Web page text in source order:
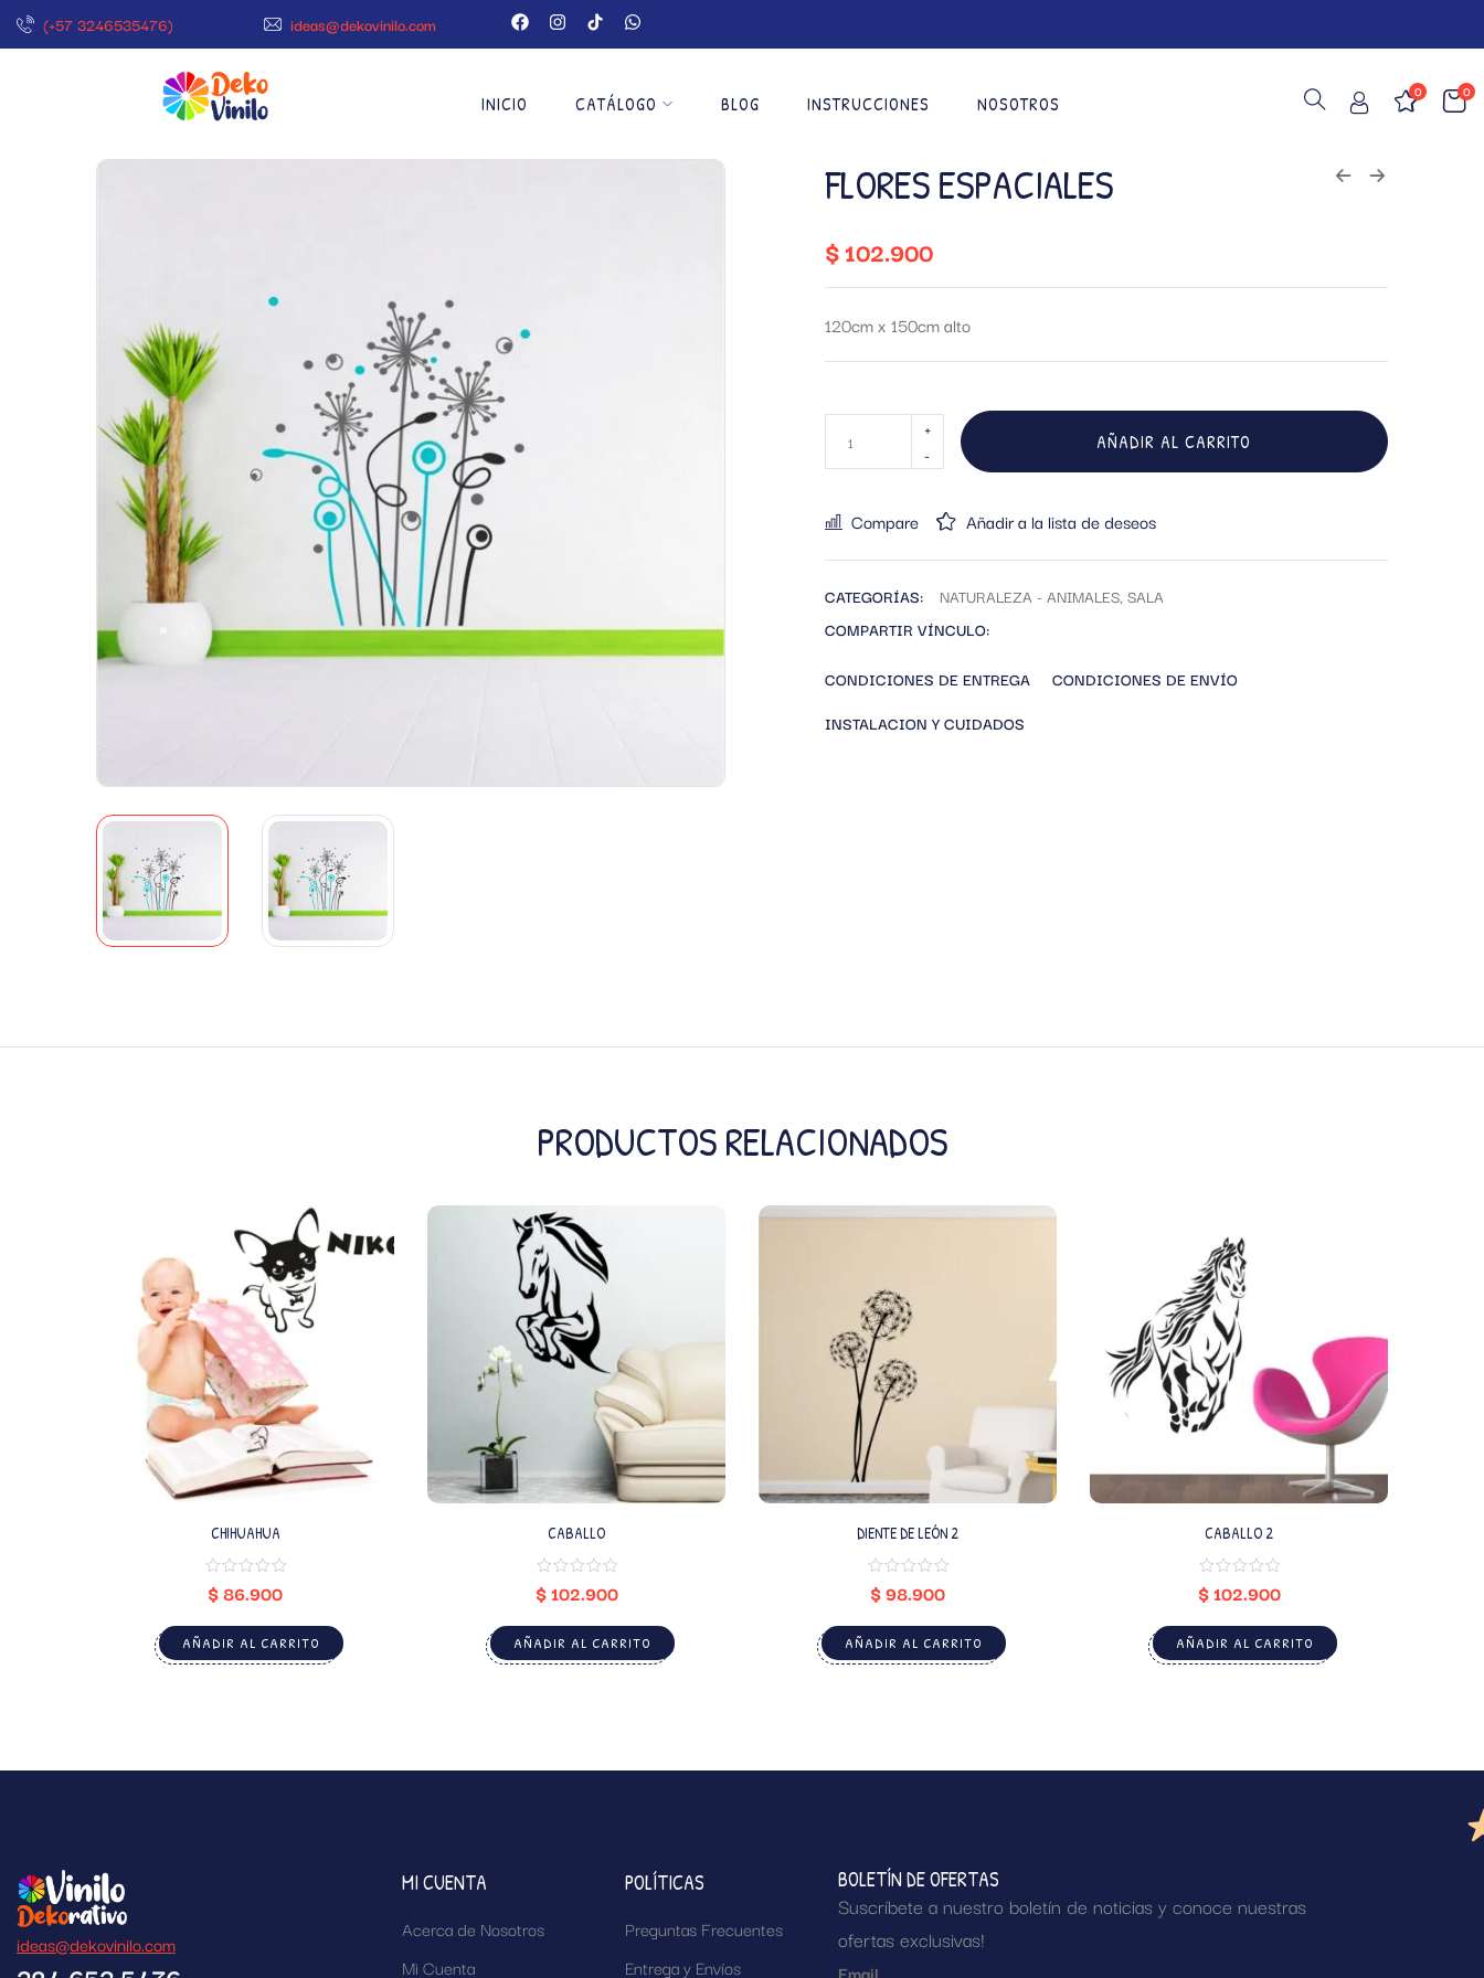
(+57 3246535476) ideas@dekovinilo.com
INICIO CATÁLOGO BLOG INSTRUCCIONES NOSOTROS
0
0
FLORES ESPACIALES
$102.900
120cm x 150cm alto
AÑADIR AL CARRITO
Compare Añadir a la lista de deseos
CATEGORÍAS: NATURALEZA - ANIMALES, SALA
COMPARTIR VÍNCULO:
CONDICIONES DE ENTREGA
CONDICIONES DE ENVÍO
INSTALACION Y CUIDADOS
PRODUCTOS RELACIONADOS
CHIHUAHUA
$86.900
AÑADIR AL CARRITO
CABALLO
$102.900
AÑADIR AL CARRITO
DIENTE DE LEÓN 2
$98.900
AÑADIR AL CARRITO
CABALLO 2
$102.900
AÑADIR AL CARRITO
ideas@dekovinilo.com
MI CUENTA
Acerca de Nosotros
Mi Cuenta
POLÍTICAS
Preguntas Frecuentes
Entrega y Envíos
BOLETÍN DE OFERTAS
Suscríbete a nuestro boletín de noticias y conoce nuestras
ofertas exclusivas!
Email